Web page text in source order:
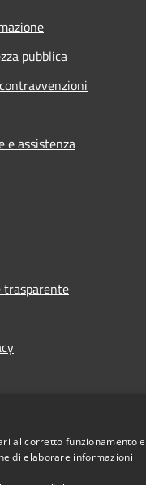
pubblica
e assistenza
al corretto funzionamento e
di elaborare informazioni